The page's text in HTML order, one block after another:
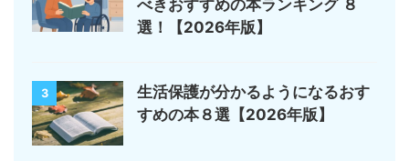
べきおすすめの本ランキング ８
選！【2026年版】
3
生活保護が分かるようになるおす
すめの本８選【2026年版】